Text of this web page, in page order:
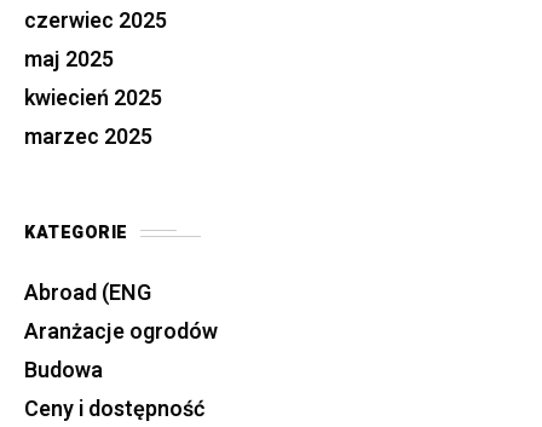
czerwiec 2025
maj 2025
kwiecień 2025
marzec 2025
KATEGORIE
Abroad (ENG
Aranżacje ogrodów
Budowa
Ceny i dostępność